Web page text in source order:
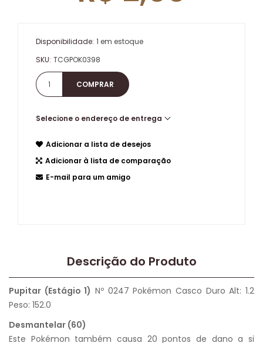
Disponibilidade: 1 em estoque
SKU: TCGPOK0398
Selecione o endereço de entrega
Adicionar a lista de desejos
Adicionar à lista de comparação
E-mail para um amigo
Descrição do Produto
Pupitar (Estágio 1) Nº 0247 Pokémon Casco Duro Alt: 1.2
Peso: 152.0
Desmantelar (60)
Este Pokémon também causa 20 pontos de dano a si